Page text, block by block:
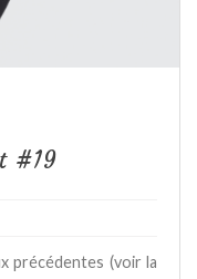
#19
précédentes (voir la